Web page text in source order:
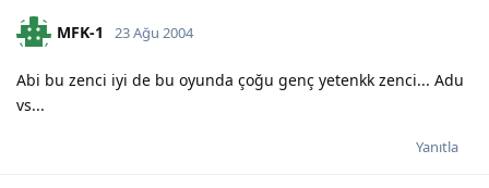
MFK-1 23 Ağu 2004
Abi bu zenci iyi de bu oyunda çoğu genç yetenkk zenci... Adu
vs...
Yanıtla